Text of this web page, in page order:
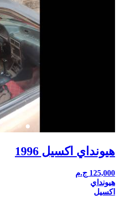
هيونداي اكسيل 1996
125,000 ج.م
هيونداي
اكسيل